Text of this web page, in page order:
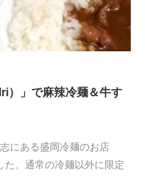
）」で麻辣冷麺＆牛す
にある盛岡冷麺のお店
た。通常の冷麺以外に限定